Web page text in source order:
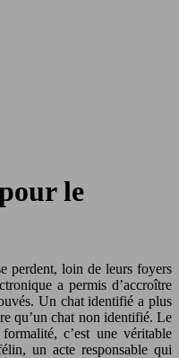
le
perdent, loin de leurs foyers
a permis d’accroître
Un chat identifié a plus
qu’un chat non identifié. Le
c’est une véritable
un acte responsable qui